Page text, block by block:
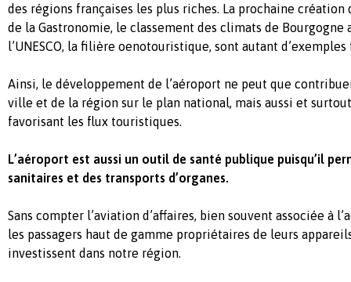
des régions françaises les plus riches. La prochaine
de la Gastronomie, le classement des climats de
l’UNESCO, la filière oenotouristique, sont autant d’exemples
Ainsi, le développement de l’aéroport ne peut que
ville et de la région sur le plan national, mais aussi et
favorisant les flux touristiques.
L’aéroport est aussi un outil de santé publique puisqu’il
sanitaires et des transports d’organes.
Sans compter l’aviation d’affaires, bien souvent associée à
les passagers haut de gamme propriétaires de leurs
investissent dans notre région.